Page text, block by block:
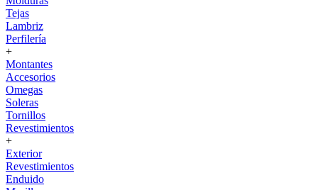
Tejas
Lambriz
Perfilería
+
Montantes
Accesorios
Omegas
Soleras
Tornillos
Revestimientos
+
Exterior
Revestimientos
Enduido